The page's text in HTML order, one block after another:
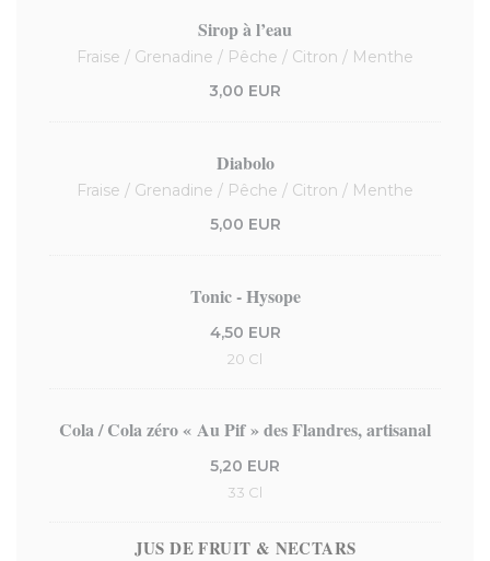
Sirop à l’eau
Fraise / Grenadine / Pêche / Citron / Menthe
3,00 EUR
Diabolo
Fraise / Grenadine / Pêche / Citron / Menthe
5,00 EUR
Tonic - Hysope
4,50 EUR
20 Cl
Cola / Cola zéro « Au Pif » des Flandres, artisanal
5,20 EUR
33 Cl
JUS DE FRUIT & NECTARS